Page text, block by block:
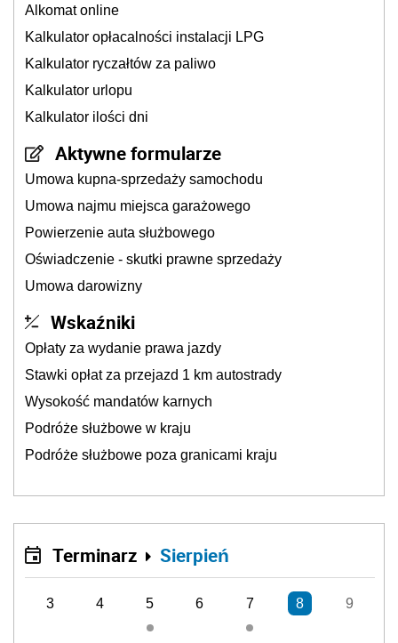
Alkomat online
Kalkulator opłacalności instalacji LPG
Kalkulator ryczałtów za paliwo
Kalkulator urlopu
Kalkulator ilości dni
Aktywne formularze
Umowa kupna-sprzedaży samochodu
Umowa najmu miejsca garażowego
Powierzenie auta służbowego
Oświadczenie - skutki prawne sprzedaży
Umowa darowizny
Wskaźniki
Opłaty za wydanie prawa jazdy
Stawki opłat za przejazd 1 km autostrady
Wysokość mandatów karnych
Podróże służbowe w kraju
Podróże służbowe poza granicami kraju
Terminarz Sierpień
3 4 5 6 7 8 9